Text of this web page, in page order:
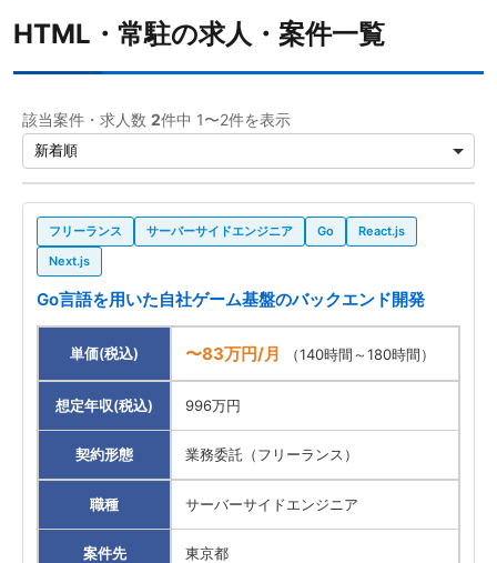
HTML・常駐の求人・案件一覧
該当案件・求人数 2件中 1〜2件を表示
フリーランス サーバーサイドエンジニア Go
React.js
Next.js
Go言語を用いた自社ゲーム基盤のバックエンド開発
単価(税込) 〜83万円/月 （140時間～180時間）
想定年収(税込) 996万円
契約形態 業務委託（フリーランス）
職種 サーバーサイドエンジニア
案件先 東京都